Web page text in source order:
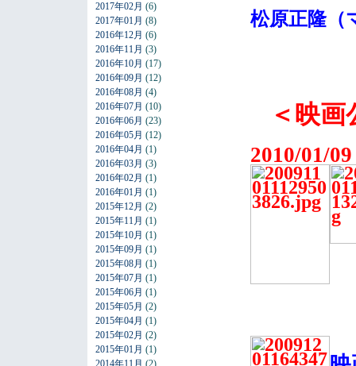
2017年02月 (6)
2017年01月 (8)
2016年12月 (6)
2016年11月 (3)
2016年10月 (17)
2016年09月 (12)
2016年08月 (4)
2016年07月 (10)
2016年06月 (23)
2016年05月 (12)
2016年04月 (1)
2016年03月 (3)
2016年02月 (1)
2016年01月 (1)
2015年12月 (2)
2015年11月 (1)
2015年10月 (1)
2015年09月 (1)
2015年08月 (1)
2015年07月 (1)
2015年06月 (1)
2015年05月 (2)
2015年04月 (1)
2015年02月 (2)
2015年01月 (1)
2014年11月 (2)
松原正隆
＜映
2010/01/